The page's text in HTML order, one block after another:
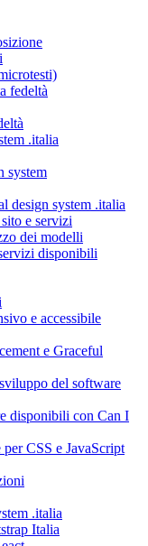
fedeltà
.italia
system
design system .italia
e servizi
dei modelli
disponibili
e accessibile
e Graceful
del software
disponibili con Can I
CSS e JavaScript
.italia
Italia